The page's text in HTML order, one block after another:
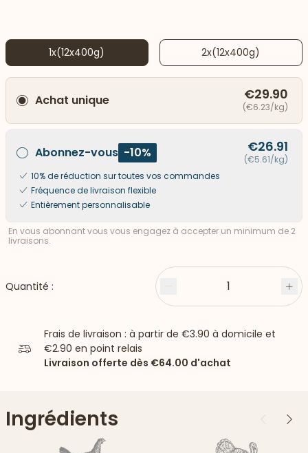
vers le bas
1x(12x400g) 2x(12x400g)
Achat unique €29.90
(€6.23/kg)
Abonnez-vous -10% €26.91
(€5.61/kg)
10% de réduction sur toutes vos commandes
Fréquence de livraison flexible
Entièrement personnalisable
En vous abonnant vous vous engagez à accepter un minimum de 2
livraisons.
Quantité : Moins 1
Frais de livraison : à partir de €3.90 à domicile et
€2.90 en point relais
Livraison offerte dès €64.00 d'achat
Ingrédients Précédent